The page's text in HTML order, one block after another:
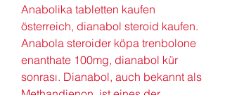
Anabolika tabletten kaufen
österreich, dianabol steroid kaufen.
Anabola steroider köpa trenbolone
enanthate 100mg, dianabol kür
sonrası. Dianabol, auch bekannt als